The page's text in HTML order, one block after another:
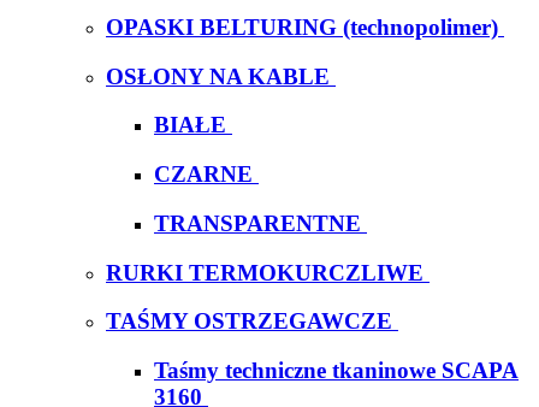
OPASKI BELTURING (technopolimer)
OSŁONY NA KABLE
BIAŁE
CZARNE
TRANSPARENTNE
RURKI TERMOKURCZLIWE
TAŚMY OSTRZEGAWCZE
Taśmy techniczne tkaninowe SCAPA
3160